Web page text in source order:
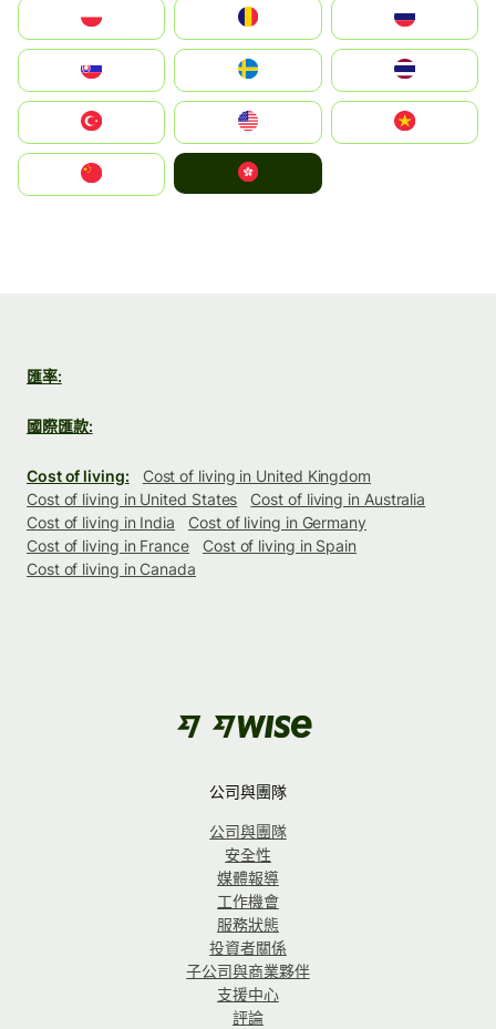
United States
中國香港特別行政區
匯率:
國際匯款:
Cost of living:
Cost of living in United Kingdom
Cost of living in United States
Cost of living in Australia
Cost of living in India
Cost of living in Germany
Cost of living in France
Cost of living in Spain
Cost of living in Canada
公司與團隊
公司與團隊
安全性
媒體報導
工作機會
服務狀態
投資者關係
子公司與商業夥伴
支援中心
評論